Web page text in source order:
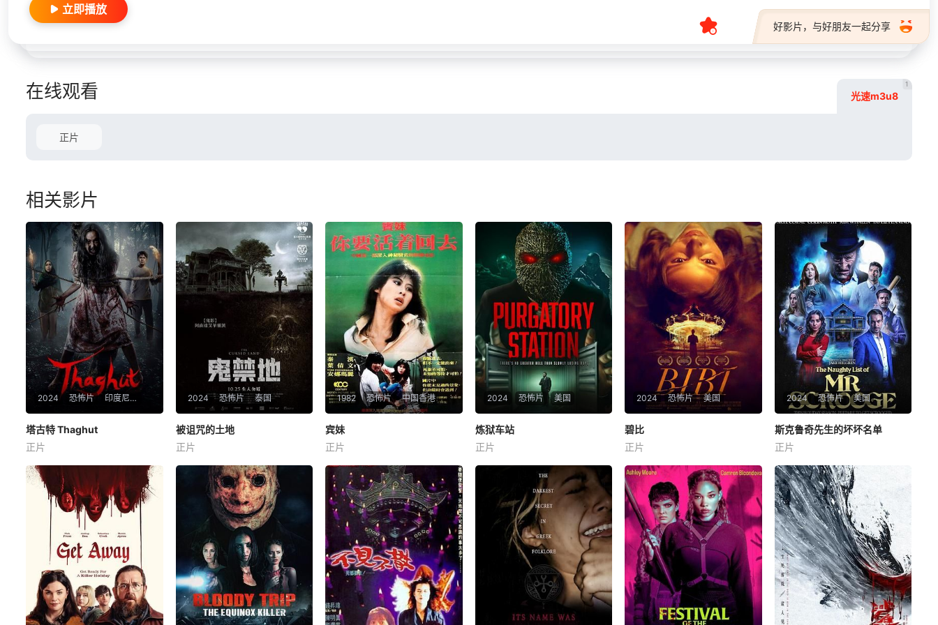
好影片，与好朋友一起分享
立即播放
在线观看 光速m3u8
1
正片
相关影片
2024 恐怖片 印度尼西亚
塔古特 Thaghut
Yasmin
Ainun found out that her biolo
gical father, Abah Mulya, was
actually a spiritual teacher w
ho taught
塔古特 Thaghut
正片
2024 恐怖片 泰国
被诅咒的土地
暂无简介
被诅咒的土地
正片
1982 恐怖片 中国香港
宾妹
秦汉
秦汉是一个典型的香港男人，
又事业成就，风流倜傥，尽管
家有娇妻儿女，但每当因利成
便时候，从不会错失拈花惹草
的机会。宾妹玛丽安娜的出
现，改变了泰汉一家四口的一
生，平添了一段鲜为人知，而
又骇人听闻的旅游灾难
宾妹
正片
2024 恐怖片 美国
炼狱车站
当一名腐败律师在一个巨大
的、漆黑的集装箱中醒来时，
他得知自己有八个小时的时间
来阻止一场企业土地掠夺，否
则将看到他所爱的人惨死。
炼狱车站
正片
2024 恐怖片 美国
碧比
In the gripping psychological
thriller &quot;Bibi,&quot; a gri
eving woman, consumed by h
er own demon
碧比
正片
2024 恐怖片 美国
Skye
一群昔日的大学好友在冬季小
屋聚会，纪念15年前他们排演
《圣诞颂歌》时意外身亡的同
伴。然而，聚会却变成了一场
噩梦：他们一个接一个被一个
装扮成可怕版斯克鲁奇的人追
杀。
斯克鲁奇先生的坏坏名单
正片